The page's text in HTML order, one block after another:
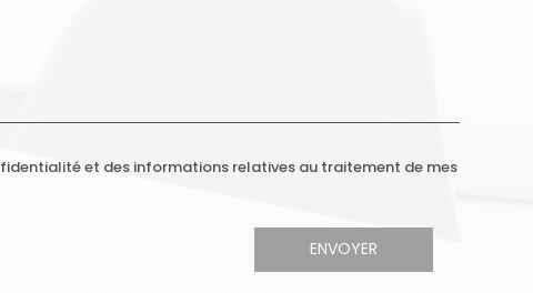
et des informations relatives au traitement de mes
ENVOYER